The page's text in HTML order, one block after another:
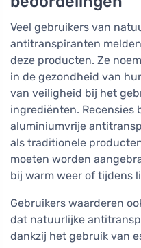
Veel gebruikers van
antitranspiranten
deze producten. Ze
in de gezondheid van
van veiligheid bij het
ingrediënten. Recensies
aluminiumvrije
als traditionele
moeten worden
bij warm weer of tijdens
Gebruikers waarderen
dat natuurlijke
dankzij het gebruik van